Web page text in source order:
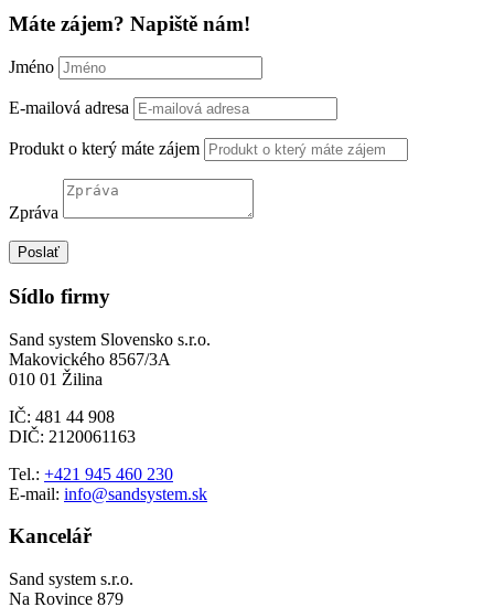
Máte zájem? Napiště nám!
Jméno
E-mailová adresa
Produkt o který máte zájem
Zpráva
Poslať
Sídlo firmy
Sand system Slovensko s.r.o.
Makovického 8567/3A
010 01 Žilina
IČ: 481 44 908
DIČ: 2120061163
Tel.: +421 945 460 230
E-mail: info@sandsystem.sk
Kancelář
Sand system s.r.o.
Na Rovince 879